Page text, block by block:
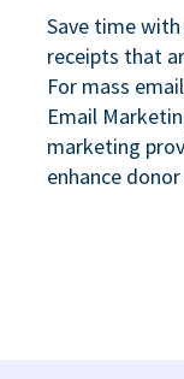
Save time
receipts that
For mass
Email
marketing
enhance